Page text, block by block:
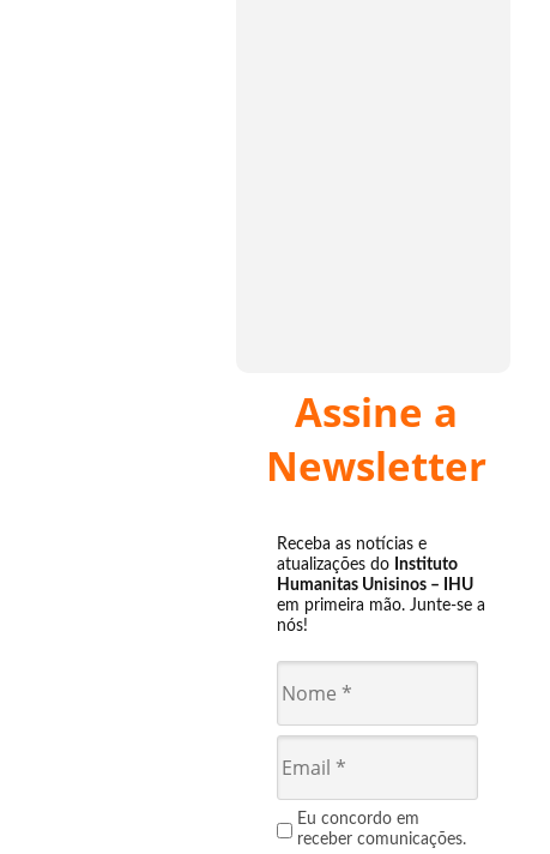
Assine a
Newsletter
Receba as notícias e
atualizações do Instituto
Humanitas Unisinos – IHU
em primeira mão. Junte-se a
nós!
Eu concordo em
receber comunicações.